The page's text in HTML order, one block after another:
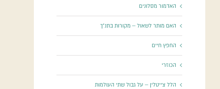
האדמור מסלונים
האם מותר לשאול – מקורות בתנ"ך
החפץ חיים
הכוזרי
הלל צייטלין – על גבול שתי העולמות